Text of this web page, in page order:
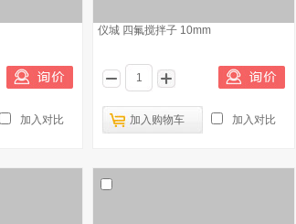
加入对比
仪城 四氟搅拌子 10mm
加入购物车 加入对比